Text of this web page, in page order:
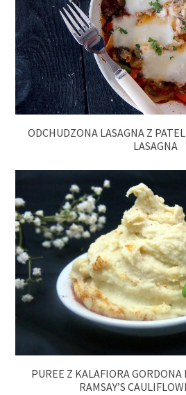
ODCHUDZONA LASAGNA Z
LASAGNA
PUREE Z KALAFIORA GORDONA
RAMSAY’S